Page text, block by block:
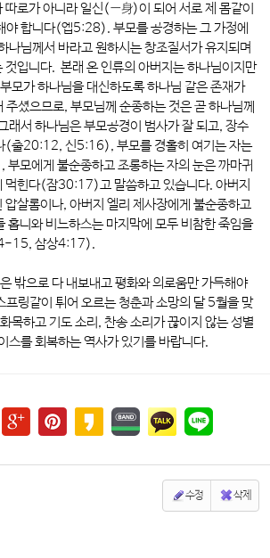
따로가 아니라 일신(一身)이 되어 서로 제 몸같이
야 합니다(엡5:28). 부모를 공경하는 그 가정에
나님께서 바라고 원하시는 창조질서가 유지되며
것입니다. 본래 온 인류의 아버지는 하나님이지만
모가 하나님을 대신하도록 하나님 같은 존재가
주셨으므로, 부모님께 순종하는 것은 곧 하나님께
래서 하나님은 부모공경이 범사가 잘 되고, 장수
(출20:12, 신5:16), 부모를 경홀히 여기는 자는
모에게 불순종하고 조롱하는 자의 눈은 까마귀
먹힌다(잠30:17)고 말씀하고 있습니다. 아버지
압살롬이나, 아버지 엘리 제사장에게 불순종하고
홉니와 비느하스는 마지막에 모두 비참한 죽임을
15, 삼상4:17).
밖으로 다 내보내고 평화와 의로움만 가득해야
프링같이 튀어 오르는 청춘과 소망의 달 5월을 맞
목하고 기도 소리, 찬송 소리가 끊이지 않는 성별
스를 회복하는 역사가 있기를 바랍니다.
수정 삭제